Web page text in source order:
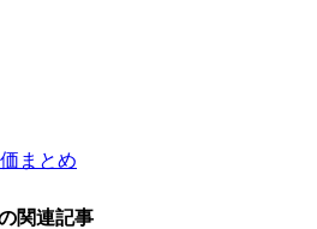
まとめ
関連記事